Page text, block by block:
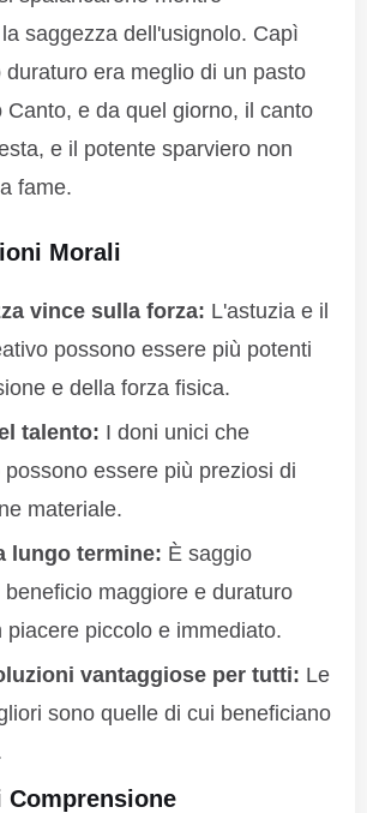
saggezza dell'usignolo. Capì
duraturo era meglio di un pasto
Canto, e da quel giorno, il canto
e il potente sparviero non
fame.
Morali
vince sulla forza: L'astuzia e il
possono essere più potenti
e della forza fisica.
talento: I doni unici che
essere più preziosi di
materiale.
lungo termine: È saggio
maggiore e duraturo
piacere piccolo e immediato.
vantaggiose per tutti: Le
sono quelle di cui beneficiano
Comprensione